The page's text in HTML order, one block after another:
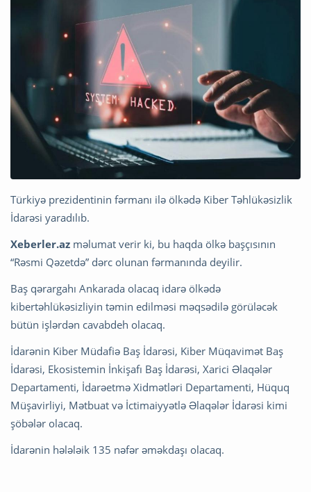
Türkiyə prezidentinin fərmanı ilə ölkədə Kiber Təhlükəsizlik
İdarəsi yaradılıb.
Xeberler.az məlumat verir ki, bu haqda ölkə başçısının
“Rəsmi Qəzetdə” dərc olunan fərmanında deyilir.
Baş qərargahı Ankarada olacaq idarə ölkədə
kibertəhlükəsizliyin təmin edilməsi məqsədilə görüləcək
bütün işlərdən cavabdeh olacaq.
İdarənin Kiber Müdafiə Baş İdarəsi, Kiber Müqavimət Baş
İdarəsi, Ekosistemin İnkişafı Baş İdarəsi, Xarici Əlaqələr
Departamenti, İdarəetmə Xidmətləri Departamenti, Hüquq
Müşavirliyi, Mətbuat və İctimaiyyətlə Əlaqələr İdarəsi kimi
şöbələr olacaq.
İdarənin hələləik 135 nəfər əməkdaşı olacaq.